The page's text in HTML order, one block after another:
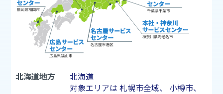
北海道地方
北海道
対象エリアは 札幌市全域、 小樽市、